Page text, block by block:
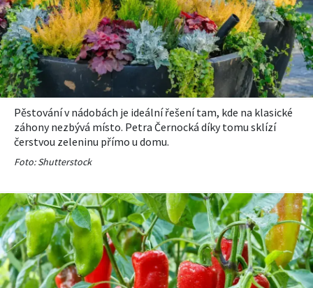
Pěstování v nádobách je ideální řešení tam, kde na klasické
záhony nezbývá místo. Petra Černocká díky tomu sklízí
čerstvou zeleninu přímo u domu.
Foto: Shutterstock